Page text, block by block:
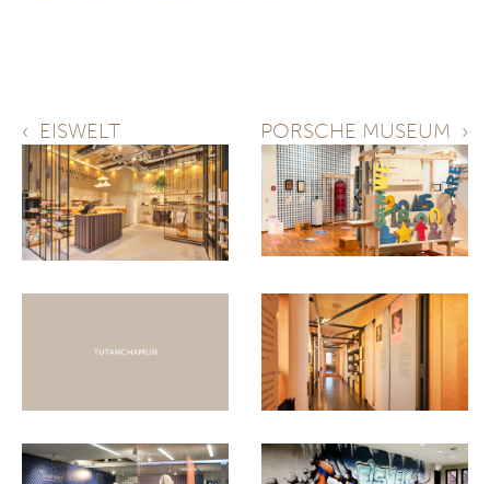
‹ EISWELT ›
PORSCHE MUSEUM